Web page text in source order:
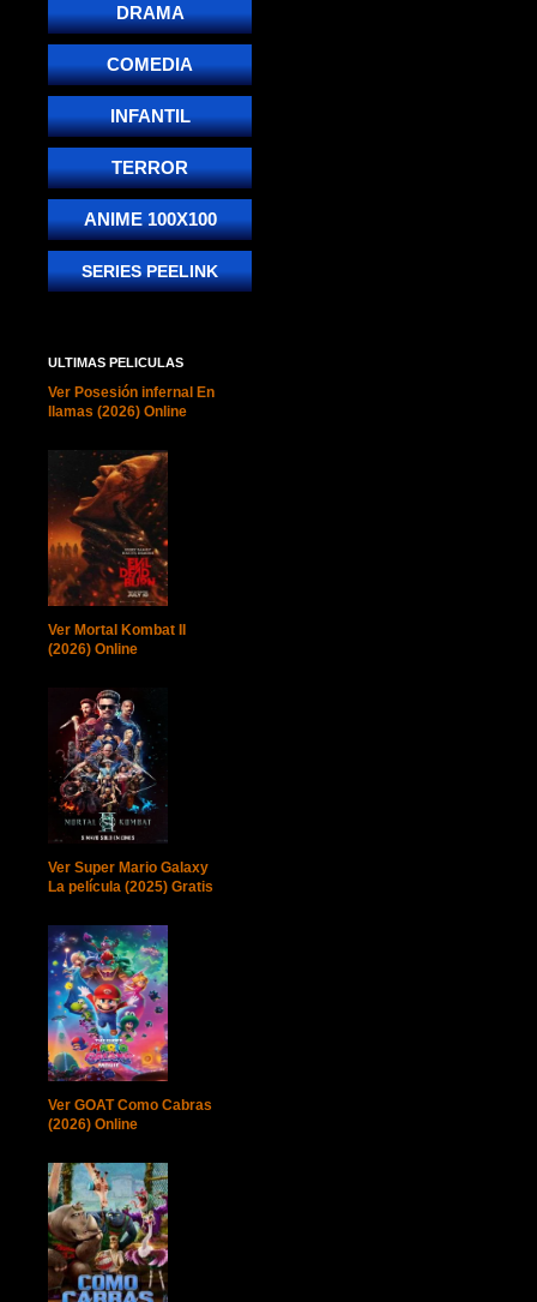
DRAMA
COMEDIA
INFANTIL
TERROR
ANIME 100X100
SERIES PEELINK
ULTIMAS PELICULAS
Ver Posesión infernal En
llamas (2026) Online
Ver Mortal Kombat II
(2026) Online
Ver Super Mario Galaxy
La película (2025) Gratis
Ver GOAT Como Cabras
(2026) Online